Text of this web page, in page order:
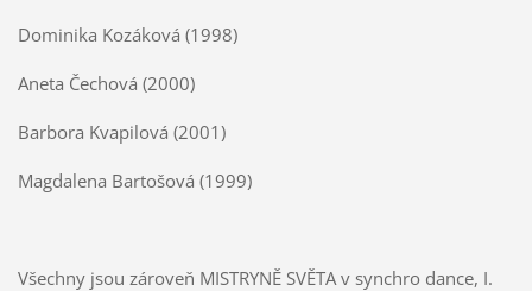
Dominika Kozáková (1998)
Aneta Čechová (2000)
Barbora Kvapilová (2001)
Magdalena Bartošová (1999)
Všechny jsou zároveň MISTRYNĚ SVĚTA v synchro dance, I.